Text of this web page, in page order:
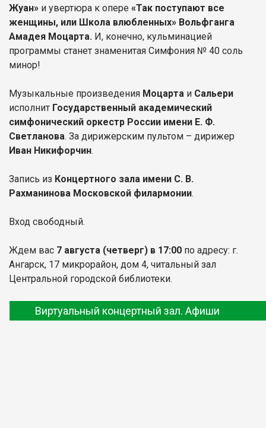
Жуан» и увертюра к опере «Так поступают все
женщины, или Школа влюбленных» Вольфганга
Амадея Моцарта. И, конечно, кульминацией
программы станет знаменитая Симфония № 40 соль
минор!
Музыкальные произведения Моцарта и Сальери
исполнит Государственный академический
симфонический оркестр России имени Е. Ф.
Светланова. За дирижерским пультом – дирижер
Иван Никифорчин.
Запись из Концертного зала имени С. В.
Рахманинова Московской филармонии.
Вход свободный.
Ждем вас 7 августа (четверг) в 17:00 по адресу: г.
Ангарск, 17 микрорайон, дом 4, читальный зал
Центральной городской библиотеки.
Виртуальный концертный зал. Афиши